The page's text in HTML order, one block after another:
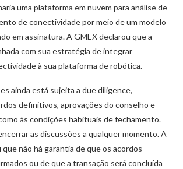
uma plataforma em nuvem para análise de
de conectividade por meio de um modelo
em assinatura. A GMEX declarou que a
com sua estratégia de integrar
à sua plataforma de robótica.
ainda está sujeita a due diligence,
definitivos, aprovações do conselho e
às condições habituais de fechamento.
as discussões a qualquer momento. A
não há garantia de que os acordos
ou de que a transação será concluída